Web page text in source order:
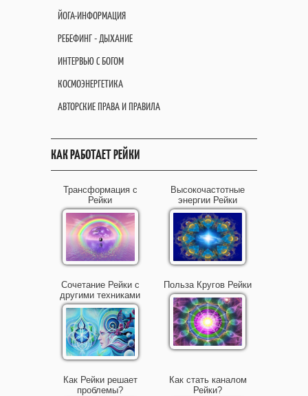
ЙОГА-ИНФОРМАЦИЯ
РЕБЕФИНГ - ДЫХАНИЕ
ИНТЕРВЬЮ С БОГОМ
КОСМОЭНЕРГЕТИКА
АВТОРСКИЕ ПРАВА И ПРАВИЛА
КАК РАБОТАЕТ РЕЙКИ
Трансформация с
Рейки
Высокочастотные
энергии Рейки
Сочетание Рейки с
другими техниками
Польза Кругов Рейки
Как Рейки решает
проблемы?
Как стать каналом
Рейки?